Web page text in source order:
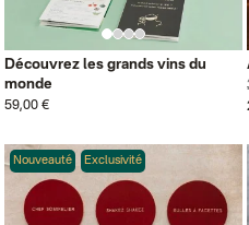
Découvrez les grands vins du
monde
59,00 €
Nouveauté Exclusivité